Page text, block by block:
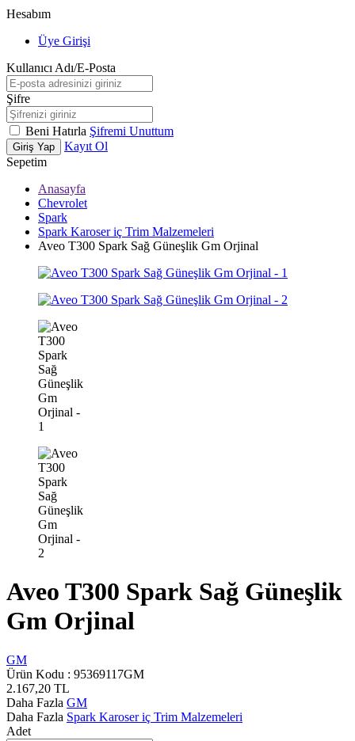
Hesabım
Üye Girişi
Kullanıcı Adı/E-Posta
Şifre
Beni Hatırla Şifremi Unuttum
Giriş Yap
Kayıt Ol
Sepetim
Anasayfa
Chevrolet
Spark
Spark Karoser iç Trim Malzemeleri
Aveo T300 Spark Sağ Güneşlik Gm Orjinal
Aveo T300 Spark Sağ Güneşlik
Gm Orjinal
GM
Ürün Kodu : 95369117GM
2.167,20 TL
Daha Fazla GM
Daha Fazla Spark Karoser iç Trim Malzemeleri
Adet